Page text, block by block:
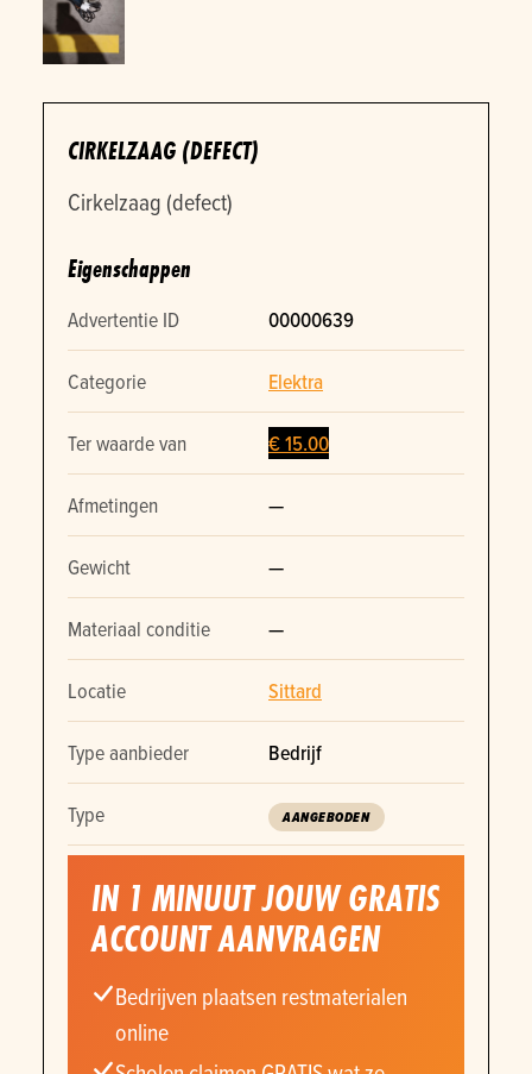
CIRKELZAAG (DEFECT)
Cirkelzaag (defect)
Eigenschappen
Advertentie ID 00000639
Categorie Elektra
Ter waarde van € 15.00
Afmetingen —
Gewicht —
Materiaal conditie —
Locatie Sittard
Type aanbieder Bedrijf
Type AANGEBODEN
IN 1 MINUUT JOUW GRATIS
ACCOUNT AANVRAGEN
Bedrijven plaatsen restmaterialen
online